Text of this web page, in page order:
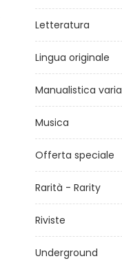
Letteratura
Lingua originale
Manualistica varia
Musica
Offerta speciale
Rarità - Rarity
Riviste
Underground